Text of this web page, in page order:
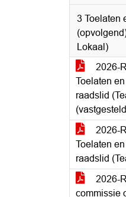
3 Toelaten
Lokaal)
2026-
Toelaten
raadslid
2026-
Toelaten
raadslid
2026-
commissie